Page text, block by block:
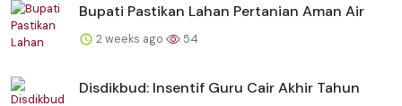
Bupati Pastikan Lahan Pertanian Aman Air
2 weeks ago 54
Disdikbud: Insentif Guru Cair Akhir Tahun